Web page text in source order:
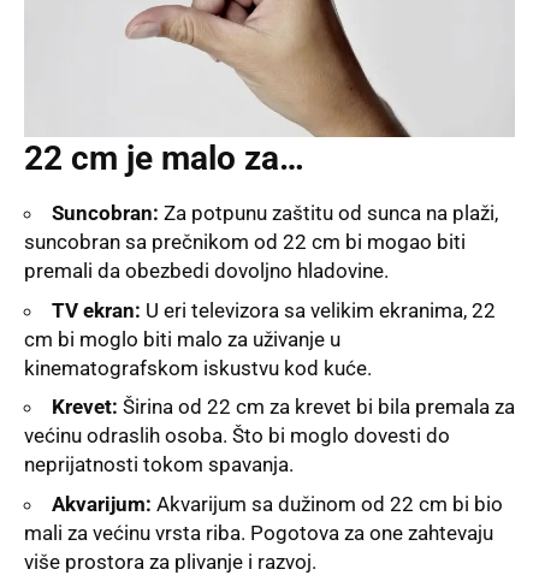
22 cm je malo za…
Suncobran: Za potpunu zaštitu od sunca na plaži,
suncobran sa prečnikom od 22 cm bi mogao biti
premali da obezbedi dovoljno hladovine.
TV ekran: U eri televizora sa velikim ekranima, 22
cm bi moglo biti malo za uživanje u
kinematografskom iskustvu kod kuće.
Krevet: Širina od 22 cm za krevet bi bila premala za
većinu odraslih osoba. Što bi moglo dovesti do
neprijatnosti tokom spavanja.
Akvarijum: Akvarijum sa dužinom od 22 cm bi bio
mali za većinu vrsta riba. Pogotova za one zahtevaju
više prostora za plivanje i razvoj.